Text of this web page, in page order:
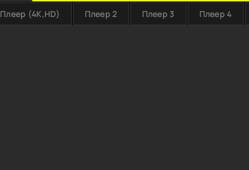
Плеер (4K,HD) Плеер 2 Плеер 3 Плеер 4